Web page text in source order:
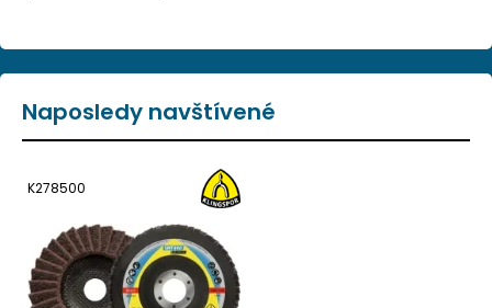
Naposledy navštívené
K278500